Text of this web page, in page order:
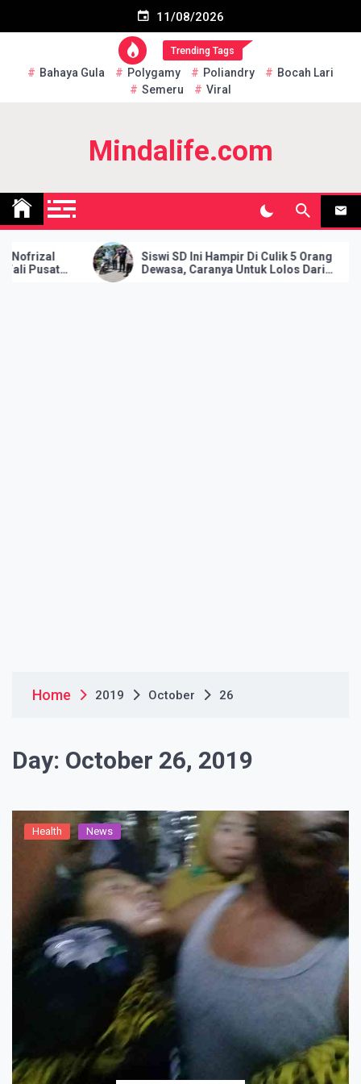
11/08/2026
Trending Tags
Bahaya Gula Polygamy Poliandry
Bocah Lari
Semeru
Viral
Mindalife.com
Siswi SD Ini Hampir Di Culik 5 Orang
Dewasa, Caranya Untuk Lolos Dari
Penculikan Samai Bikin Si Pelaku
Subscribe US Now
Home 2019 October 26
Day: October 26, 2019
Health News